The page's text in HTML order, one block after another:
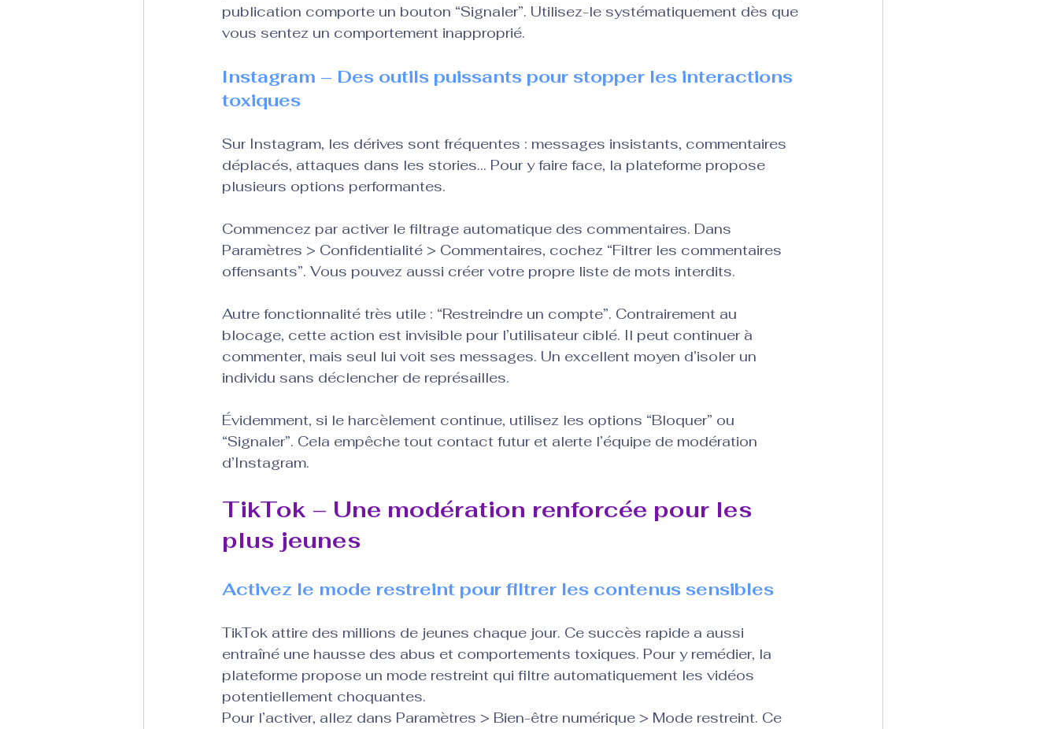
publication comporte un bouton “Signaler”. Utilisez-le systématiquement dès que
vous sentez un comportement inapproprié.
Instagram – Des outils puissants pour stopper les interactions
toxiques
Sur Instagram, les dérives sont fréquentes : messages insistants, commentaires
déplacés, attaques dans les stories… Pour y faire face, la plateforme propose
plusieurs options performantes.
Commencez par activer le filtrage automatique des commentaires. Dans
Paramètres > Confidentialité > Commentaires, cochez “Filtrer les commentaires
offensants”. Vous pouvez aussi créer votre propre liste de mots interdits.
Autre fonctionnalité très utile : “Restreindre un compte”. Contrairement au
blocage, cette action est invisible pour l’utilisateur ciblé. Il peut continuer à
commenter, mais seul lui voit ses messages. Un excellent moyen d’isoler un
individu sans déclencher de représailles.
Évidemment, si le harcèlement continue, utilisez les options “Bloquer” ou
“Signaler”. Cela empêche tout contact futur et alerte l’équipe de modération
d’Instagram.
TikTok – Une modération renforcée pour les
plus jeunes
Activez le mode restreint pour filtrer les contenus sensibles
TikTok attire des millions de jeunes chaque jour. Ce succès rapide a aussi
entraîné une hausse des abus et comportements toxiques. Pour y remédier, la
plateforme propose un mode restreint qui filtre automatiquement les vidéos
potentiellement choquantes.
Pour l’activer, allez dans Paramètres > Bien-être numérique > Mode restreint. Ce